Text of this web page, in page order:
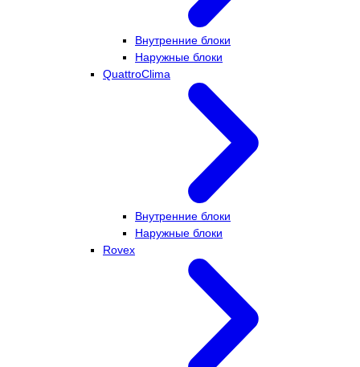
Внутренние блоки
Наружные блоки
QuattroClima
Внутренние блоки
Наружные блоки
Rovex